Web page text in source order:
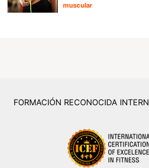
muscular
FORMACIÓN RECONOCIDA